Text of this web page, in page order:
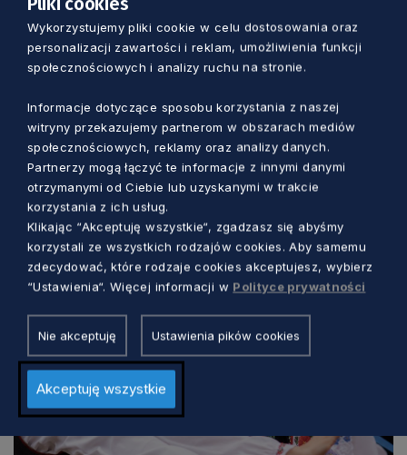
Wydarzenie organizowane jest przez Muzeum
Kultury Ludowej Pomorza w Swołowie (oddział
Muzeum Pomorza Środkowego w Słupsku)
Zobacz również
Wykorzystujemy pliki cookie w celu dostosowania oraz
personalizacji zawartości i reklam, umożliwienia funkcji
społecznościowych i analizy ruchu na stronie.
Informacje dotyczące sposobu korzystania z naszej
witryny przekazujemy partnerom w obszarach mediów
społecznościowych, reklamy oraz analizy danych.
Partnerzy mogą łączyć te informacje z innymi danymi
otrzymanymi od Ciebie lub uzyskanymi w trakcie
korzystania z ich usług.
Klikając “Akceptuję wszystkie“, zgadzasz się abyśmy
korzystali ze wszystkich rodzajów cookies. Aby samemu
zdecydować, które rodzaje cookies akceptujesz, wybierz
“Ustawienia“. Więcej informacji w Polityce prywatności
Nie akceptuję Ustawienia pików cookies
Akceptuję wszystkie